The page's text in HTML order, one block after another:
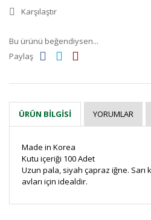
Karşılaştır
Bu ürünü beğendiysen...
Paylaş
ÜRÜN BILGISI YORUMLAR
Made in Korea
Kutu içeriği 100 Adet
Uzun pala, siyah çapraz iğne.
avları için idealdir.